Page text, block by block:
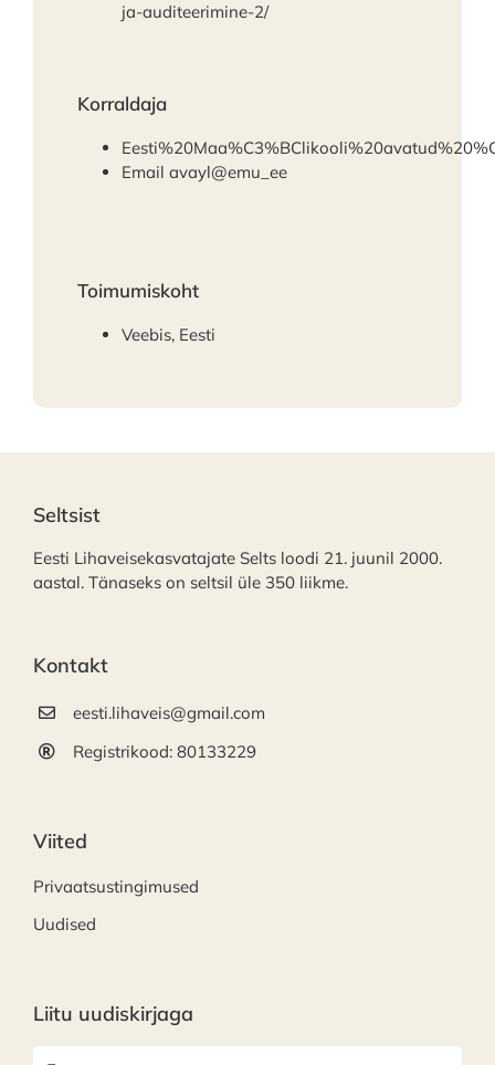
ja-auditeerimine-2/
Korraldaja
Email avayl@emu_ee
Toimumiskoht
Veebis, Eesti
Seltsist
Eesti Lihaveisekasvatajate Selts loodi 21. juunil 2000.
aastal. Tänaseks on seltsil üle 350 liikme.
Kontakt
eesti.lihaveis@gmail.com
Registrikood: 80133229
Viited
Privaatsustingimused
Uudised
Liitu uudiskirjaga